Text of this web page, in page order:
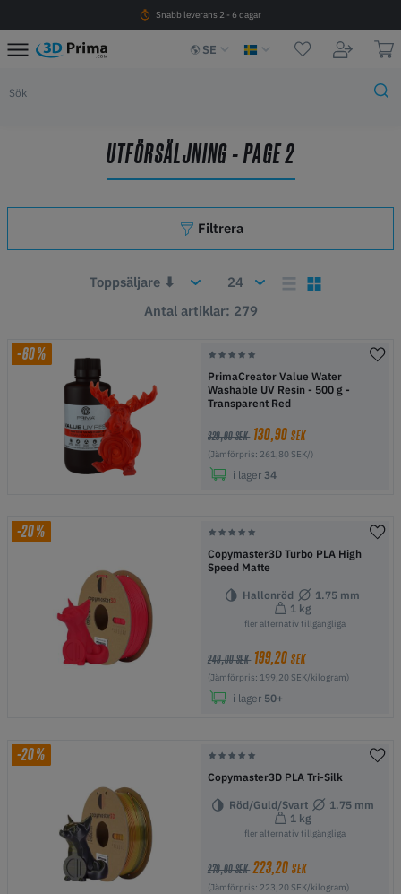
Snabb leverans 2 - 6 dagar
SE
UTFÖRSÄLJNING - PAGE 2
Filtrera
Antal artiklar: 279
-60%
PrimaCreator Value Water
Washable UV Resin - 500 g -
Transparent Red
329,00 SEK 130,90SEK
(Jämförpris: 261,80 SEK/)
i lager 34
-20%
Copymaster3D Turbo PLA High
Speed Matte
Hallonröd
1.75 mm
1 kg
fler alternativ tillgängliga
249,00 SEK 199,20SEK
(Jämförpris: 199,20 SEK/kilogram)
i lager 50+
-20%
Copymaster3D PLA Tri-Silk
Röd/Guld/Svart
1.75 mm
1 kg
fler alternativ tillgängliga
279,00 SEK 223,20SEK
(Jämförpris: 223,20 SEK/kilogram)